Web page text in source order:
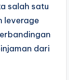
salah satu
leverage
dari